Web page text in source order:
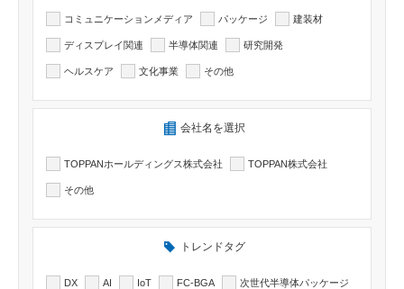
コミュニケーションメディア パッケージ 建装材
ディスプレイ関連 半導体関連 研究開発
ヘルスケア 文化事業 その他
検索したい記事の会社名を選択出来ます
会社名を選択
TOPPANホールディングス株式会社 TOPPAN株式会社
その他
トレンドタグ
DX AI IoT FC-BGA 次世代半導体パッケージ